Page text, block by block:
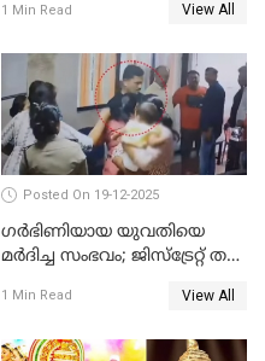
നാൽപ്പതിലേറെ
റിപ്പോർട്ട്
1 Min Read View All
Posted On 19-12-2025
ഗര്‍ഭിണിയായ യുവതിയെ
മര്‍ദിച്ച സംഭവം; ജിസ്‌ട്രേറ്റ് തല
യുവതി
1 Min Read View All